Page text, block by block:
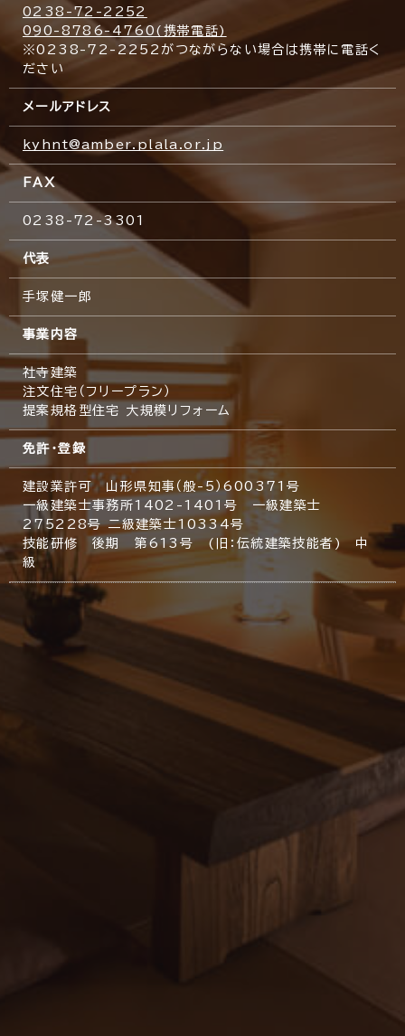
0238-72-2252
090-8786-4760(携帯電話)
※0238-72-2252がつながらない場合は携帯に電話く
ださい
メールアドレス
kyhnt@amber.plala.or.jp
FAX
0238-72-3301
代表
手塚健一郎
事業内容
社寺建築
注文住宅（フリープラン）
提案規格型住宅 大規模リフォーム
免許・登録
建設業許可 山形県知事（般-5）600371号
一級建築士事務所1402-1401号 一級建築士
275228号 二級建築士10334号
技能研修 後期 第613号 (旧：伝統建築技能者) 中
級